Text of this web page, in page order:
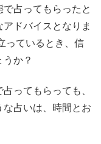
占ってもらったと
ドバイスとなりま
っているとき、信
か？
ってもらっても、
占いは、時間とお